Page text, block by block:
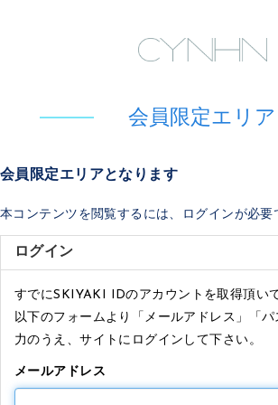
会員限定エリア
会員限定エリアとなります
本コンテンツを閲覧するには、ログインが必要
ログイン
すでにSKIYAKI IDのアカウントを取得頂い
以下のフォームより「メールアドレス」「
力のうえ、サイトにログインして下さい。
メールアドレス